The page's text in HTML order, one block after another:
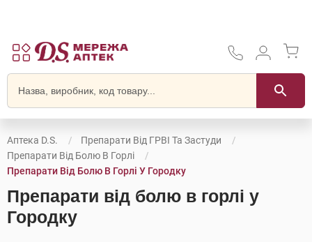
Аптека D.S.
Препарати Від ГРВІ Та Застуди
Препарати Від Болю В Горлі
Препарати Від Болю В Горлі У Городку
Препарати від болю в горлі у
Городку